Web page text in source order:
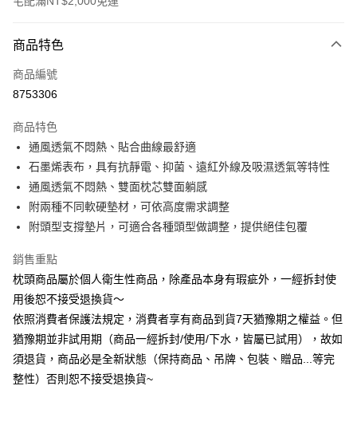
信用卡一次付款
信用卡分期付款
合作金庫商業銀行
華南商業銀行
彰化商業銀行
上海商業儲蓄銀行
台北富邦商業銀行
國泰世華商業銀行
兆豐國際商業銀行
臺灣中小企業銀行
台中商業銀行
匯豐（台灣）商業銀行
華泰商業銀行
聯邦商業銀行
遠東國際商業銀行
元大商業銀行
台新國際商業銀行
中國信託商業銀行
台灣樂天信用卡公司
6 期 0 利率 每期
華南商業銀行
彰化商業銀行
上海商業儲蓄銀行
台北富邦商業銀行
國泰世華商業銀行
兆豐國際商業銀行
臺灣中小企業銀行
台中商業銀行
聯邦商業銀行
元大商業銀行
永豐商業銀行
玉山商業銀行
台灣樂天信用卡公司
LINE Pay
Apple Pay
悠遊付
Google Pay
ATM付款
運送方式
非床墊商品，一般宅配
每筆NT$150，滿NT$2,000(含以上)免運費
商品特色
商品編號
8753306
商品特色
通風透氣不悶熱、貼合曲線最舒適
石墨烯表布，具有抗靜電、抑菌、遠紅外線及吸濕透氣等特性
通風透氣不悶熱、雙面枕芯雙面躺感
附兩種不同軟硬墊材，可依高度需求調整
附頭型支撐墊片，可適合各種頭型做調整，提供絕佳包覆
銷售重點
枕頭商品屬於個人衛生性商品，除產品本身有瑕疵外，一經拆封使
用後恕不接受退換貨～
依照消費者保護法規定，消費者享有商品到貨7天猶豫期之權益。但
猶豫期並非試用期（商品一經拆封/使用/下水，皆屬已試用），故如
須退貨，商品必是全新狀態（保持商品、吊牌、包裝、贈品...等完
整性）否則恕不接受退換貨~